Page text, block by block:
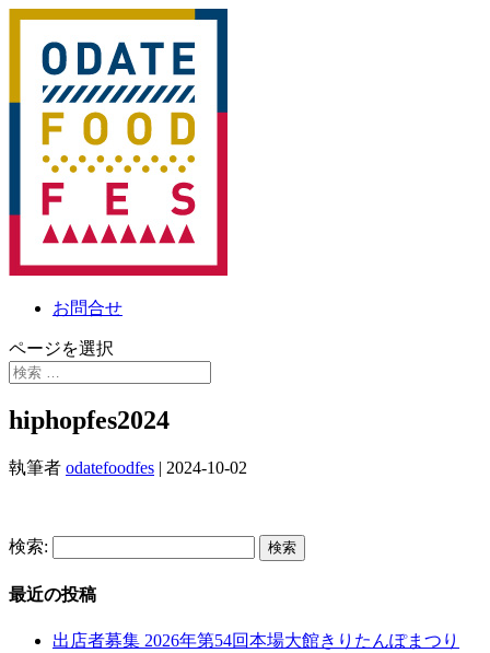
お問合せ
ページを選択
hiphopfes2024
執筆者 odatefoodfes | 2024-10-02
検索:
最近の投稿
出店者募集 2026年第54回本場大館きりたんぽまつり